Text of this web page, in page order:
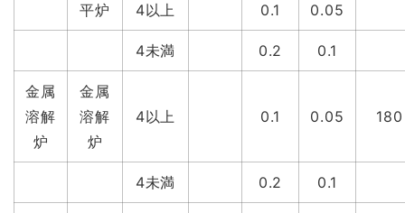
平炉 4以上 0.1 0.05
4未満 0.2 0.1
金属
溶解
炉
金属
溶解
炉
4以上 0.1 0.05 180
4未満 0.2 0.1